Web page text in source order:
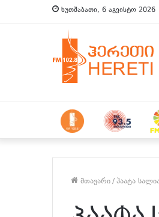
ხუთშაბათი, 6 აგვისტო 2026
მთავარი/პაატა